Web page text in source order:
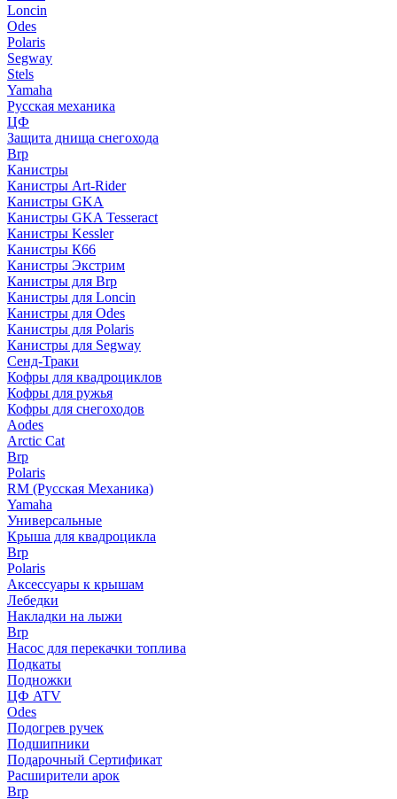
Loncin
Odes
Polaris
Segway
Stels
Yamaha
Русская механика
ЦФ
Защита днища снегохода
Brp
Канистры
Канистры Art-Rider
Канистры GKA
Канистры GKA Tesseract
Канистры Kessler
Канистры К66
Канистры Экстрим
Канистры для Brp
Канистры для Loncin
Канистры для Odes
Канистры для Polaris
Канистры для Segway
Сенд-Траки
Кофры для квадроциклов
Кофры для ружья
Кофры для снегоходов
Aodes
Arctic Cat
Brp
Polaris
RM (Русская Механика)
Yamaha
Универсальные
Крыша для квадроцикла
Brp
Polaris
Аксессуары к крышам
Лебедки
Накладки на лыжи
Brp
Насос для перекачки топлива
Подкаты
Подножки
ЦФ ATV
Odes
Подогрев ручек
Подшипники
Подарочный Сертификат
Расширители арок
Brp